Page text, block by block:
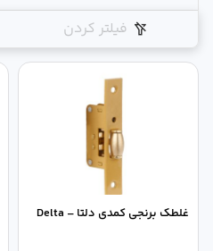
فیلتر کردن
غلطک برنجی کمدی دلتا – Delta